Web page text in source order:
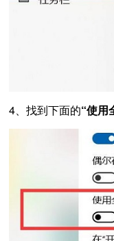
4、找到下面的“使用